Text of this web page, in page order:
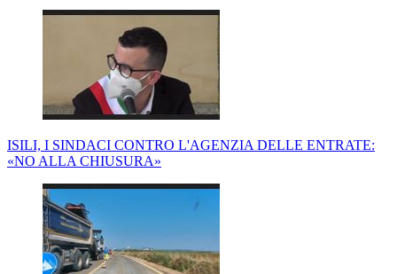
ISILI, I SINDACI CONTRO L'AGENZIA DELLE ENTRATE:
«NO ALLA CHIUSURA»